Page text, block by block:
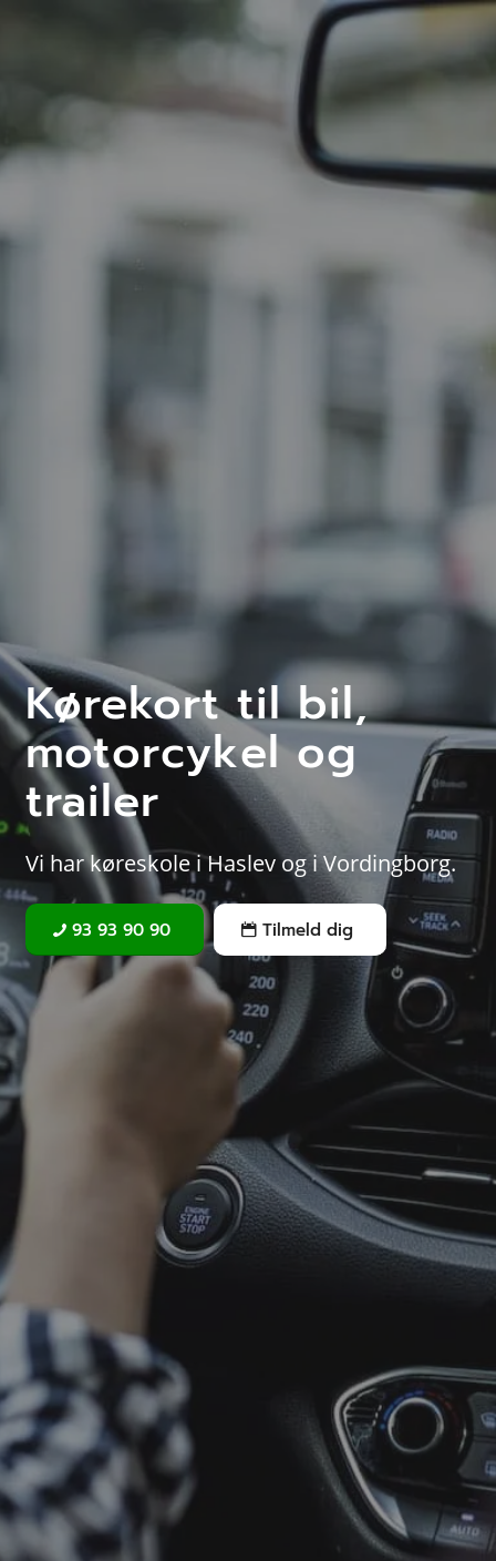
Kørekort til bil,
motorcykel og
trailer
Vi har køreskole i Haslev og i Vordingborg.
93 93 90 90 Tilmeld dig